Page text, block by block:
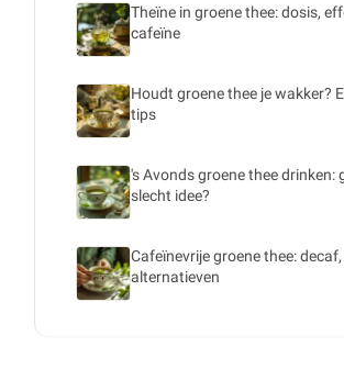
Theïne in groene thee: dosis,
cafeïne
Houdt groene thee je wakker?
tips
's Avonds groene thee drinken:
slecht idee?
Cafeïnevrije groene thee:
alternatieven